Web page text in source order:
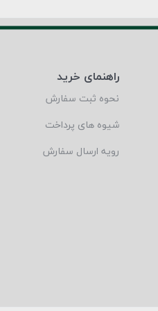
راهنمای خرید
نحوه ثبت سفارش
شیوه های پرداخت
رویه ارسال سفارش